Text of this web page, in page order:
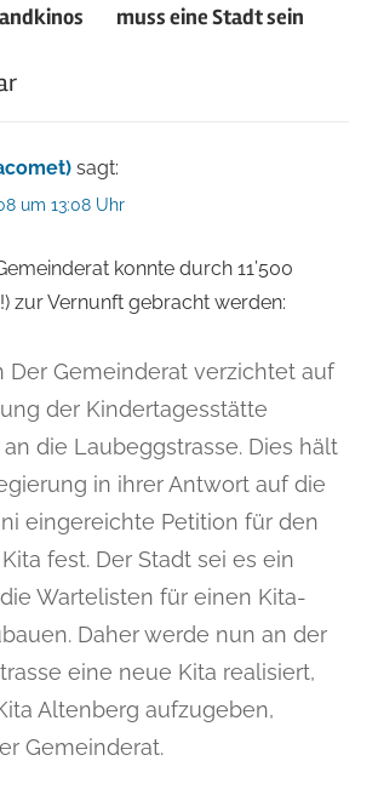
muss eine Stadt sein
sagt:
um 13:08 Uhr
konnte durch 11’500
zur Vernunft gebracht werden:
Der Gemeinderat verzichtet auf
der Kindertagesstätte
die Laubeggstrasse. Dies hält
in ihrer Antwort auf die
eingereichte Petition für den
fest. Der Stadt sei es ein
Wartelisten für einen Kita-
Daher werde nun an der
eine neue Kita realisiert,
Altenberg aufzugeben,
Gemeinderat.